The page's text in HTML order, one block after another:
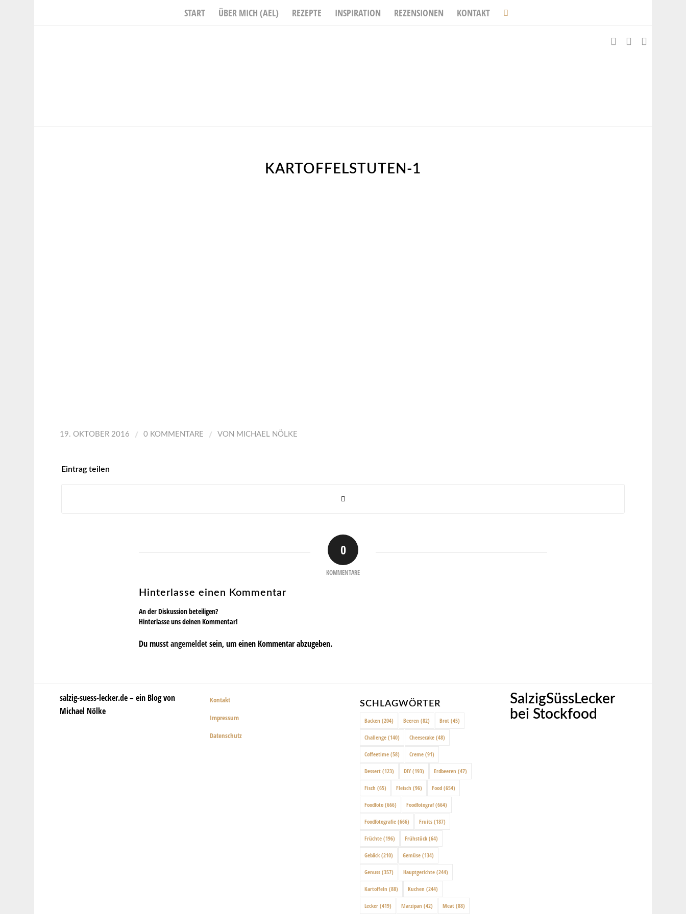
START ÜBER MICH (AEL) REZEPTE INSPIRATION REZENSIONEN KONTAKT
KARTOFFELSTUTEN-1
19. OKTOBER 2016 / 0 KOMMENTARE / VON MICHAEL NÖLKE
Eintrag teilen
0
KOMMENTARE
Hinterlasse einen Kommentar
An der Diskussion beteiligen?
Hinterlasse uns deinen Kommentar!
Du musstangemeldetsein, um einen Kommentar abzugeben.
salzig-suess-lecker.de – ein Blog von
Michael Nölke
Kontakt
Impressum
Datenschutz
SCHLAGWÖRTER
Backen (204) Beeren (82) Brot (45)
Challenge (140) Cheesecake (48)
Coffeetime (58) Creme (91)
Dessert (123) DIY (193) Erdbeeren (47)
Fisch (65) Fleisch (96) Food (654)
Foodfoto (666) Foodfotograf(664)
Foodfotografie (666) Fruits (187)
Früchte (196) Frühstück (64)
Gebäck (210) Gemüse (134)
Genuss (357) Hauptgerichte (244)
Kartoffeln (88) Kuchen (244)
Lecker (419) Marzipan (42) Meat (88)
SalzigSüssLecker
bei Stockfood